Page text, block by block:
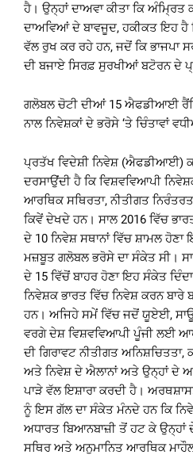
ਹੈ। ਉਨ੍ਹਾਂ ਦਾਅਵਾ ਕੀਤਾ ਕਿ ਅੰਮ੍ਰਿਤ
ਦਾਅਵਿਆਂ ਦੇ ਬਾਵਜੂਦ, ਹਕੀਕਤ ਇਹ ਹੈ
ਵੱਲ ਰੁਖ ਕਰ ਰਹੇ ਹਨ, ਜਦੋਂ ਕਿ ਭਾਜਪਾ
ਦੀ ਬਜਾਏ ਸਿਰਫ਼ ਸੁਰਖੀਆਂ ਬਟੋਰਨ ਦੇ
ਗਲੋਬਲ ਚੋਟੀ ਦੀਆਂ 15 ਐਫਡੀਆਈ
ਨਾਲ ਨਿਵੇਸ਼ਕਾਂ ਦੇ ਭਰੋਸੇ ‘ਤੇ ਚਿੰਤਾਵਾਂ
ਪ੍ਰਤੱਖ ਵਿਦੇਸ਼ੀ ਨਿਵੇਸ਼ (ਐਫਡੀਆਈ)
ਦਰਸਾਉਂਦੀ ਹੈ ਕਿ ਵਿਸ਼ਵਵਿਆਪੀ
ਆਰਥਿਕ ਸਥਿਰਤਾ, ਨੀਤੀਗਤ
ਕਿਵੇਂ ਦੇਖਦੇ ਹਨ। ਸਾਲ 2016 ਵਿੱਚ
ਦੇ 10 ਨਿਵੇਸ਼ ਸਥਾਨਾਂ ਵਿੱਚ ਸ਼ਾਮਲ
ਮਜ਼ਬੂਤ ​​ਗਲੋਬਲ ਭਰੋਸੇ ਦਾ ਸੰਕੇਤ ਸੀ।
ਦੇ 15 ਵਿੱਚੋਂ ਬਾਹਰ ਹੋਣਾ ਇਹ ਸੰਕੇਤ
ਨਿਵੇਸ਼ਕ ਭਾਰਤ ਵਿੱਚ ਨਿਵੇਸ਼ ਕਰਨ ਬਾਰੇ
ਹਨ। ਅਜਿਹੇ ਸਮੇਂ ਵਿੱਚ ਜਦੋਂ ਯੂਏਈ,
ਵਰਗੇ ਦੇਸ਼ ਵਿਸ਼ਵਵਿਆਪੀ ਪੂੰਜੀ ਲਈ
ਦੀ ਗਿਰਾਵਟ ਨੀਤੀਗਤ
ਅਤੇ ਨਿਵੇਸ਼ ਦੇ ਐਲਾਨਾਂ ਅਤੇ ਉਨ੍ਹਾਂ ਦੇ
ਪਾੜੇ ਵੱਲ ਇਸ਼ਾਰਾ ਕਰਦੀ ਹੈ।
ਨੂੰ ਇਸ ਗੱਲ ਦਾ ਸੰਕੇਤ ਮੰਨਦੇ ਹਨ ਕਿ
ਅਧਾਰਤ ਬਿਆਨਬਾਜ਼ੀ ਤੋਂ ਹਟ ਕੇ ਉਨ੍ਹਾਂ
ਸਥਿਰ ਅਤੇ ਅਨੁਮਾਨਿਤ ਆਰਥਿਕ